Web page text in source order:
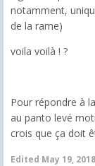
notamment,
de la rame)
voila voilà ! ?
Pour répondre à
au panto levé
crois que ça doit
Edited May 19, 2018